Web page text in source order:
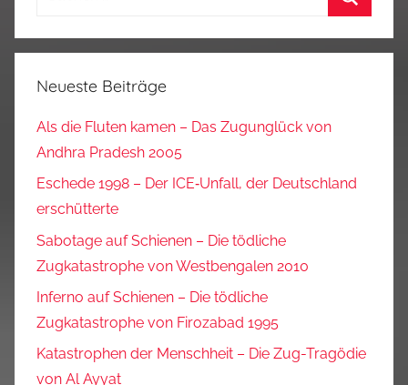
Neueste Beiträge
Als die Fluten kamen – Das Zugunglück von
Andhra Pradesh 2005
Eschede 1998 – Der ICE‑Unfall, der Deutschland
erschütterte
Sabotage auf Schienen – Die tödliche
Zugkatastrophe von Westbengalen 2010
Inferno auf Schienen – Die tödliche
Zugkatastrophe von Firozabad 1995
Katastrophen der Menschheit – Die Zug-Tragödie
von Al Ayyat